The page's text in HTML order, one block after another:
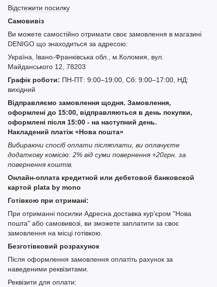
Відстежити посилку
Самовивіз
Ви можете самостійно отримати своє замовлення в магазині
DENIGO що знаходиться за адресою:
Україна, Івано-Франківська обл., м.Коломия, вул.
Майданського 12, 78203
Графік роботи: ПН-ПТ: 9:00–19:00, Сб: 9:00–17:00, НД:
вихідний
Відправляємо замовлення щодня. Замовлення,
оформлені до 15:00, відправляються в день покупки,
оформлені після 15:00 - на наступний день.
Накладений платіж «Нова пошта»
Вибираючи спосіб оплати післяплати, ви оплачуєте
додаткову комісію: 2% від суми повернення +20грн. за
повернення коштів.
Онлайн-оплата кредитной или дебетовой банковской
картой plata by mono
Готівкою при отримані:
При отриманні посилки Адресна доставка кур'єром "Нова
пошта" або самовивозі, ви зможете заплатити за своє
замовлення на місці готівкою.
Безготівковий розрахунок
Після оформлення замовлення оплатіть рахунок за
наведеними реквізитами.
Реквізити для оплати: